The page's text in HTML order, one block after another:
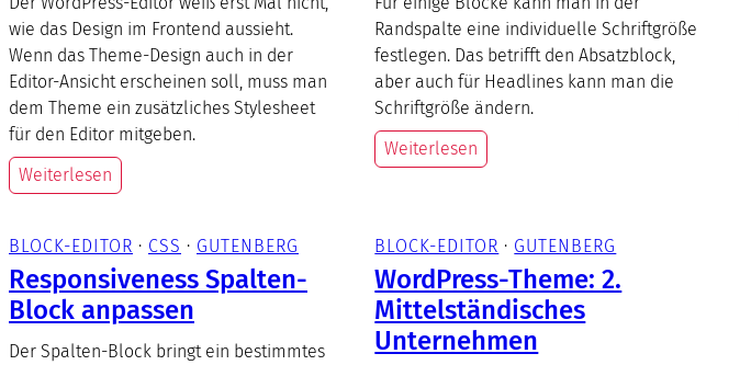
wie das Design im Frontend aussieht.
Wenn das Theme-Design auch in der
Editor-Ansicht erscheinen soll, muss man
dem Theme ein zusätzliches Stylesheet
für den Editor mitgeben.
Weiterlesen
Randspalte eine individuelle Schriftgröße
festlegen. Das betrifft den Absatzblock,
aber auch für Headlines kann man die
Schriftgröße ändern.
Weiterlesen
BLOCK-EDITOR · CSS · GUTENBERG
Responsiveness Spalten-
Block anpassen
Der Spalten-Block bringt ein bestimmtes
BLOCK-EDITOR · GUTENBERG
WordPress-Theme: 2.
Mittelständisches
Unternehmen